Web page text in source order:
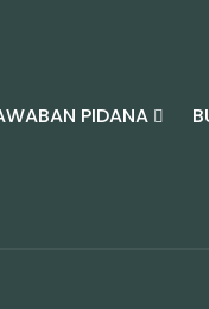
PIDANA